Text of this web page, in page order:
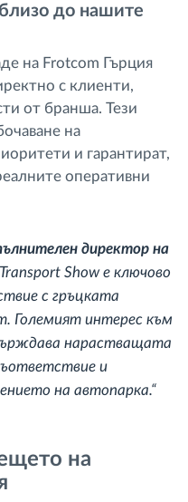
до нашите
на Frotcom Гърция
с клиенти,
от бранша. Тези
на
и гарантират,
оперативни
директор на
Transport Show е ключово
с гръцката
Големият интерес към
нарастващата
и
на автопарка.“
на